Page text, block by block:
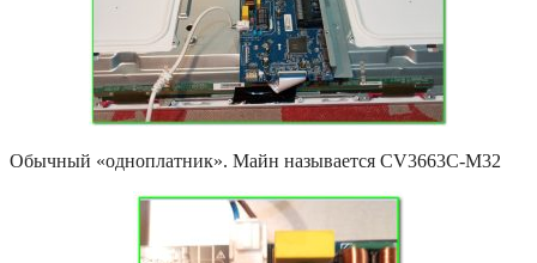
Обычный «одноплатник». Майн называется CV3663C-M32